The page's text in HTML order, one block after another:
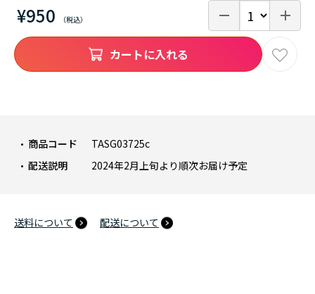
¥950
商品コード
TASG03725c
配送説明
2024年2月上旬より順次お届け予定
送料について 配送について
カートに入れる